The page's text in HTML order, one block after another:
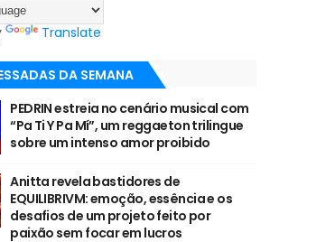
Translate
DA SEMANA
PEDRIN estreia no cenário musical com
“Pa Ti Y Pa Mí”, um reggaeton trilingue
sobre um intenso amor proibido
Anitta revela bastidores de
EQUILIBRIVM: emoção, essência e os
desafios de um projeto feito por
paixão sem focar em lucros